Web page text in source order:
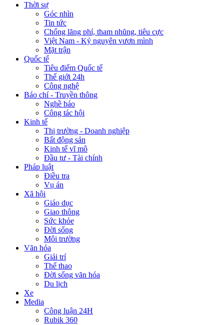
Thời sự
Góc nhìn
Tin tức
Chống lãng phí, tham nhũng, tiêu cực
Việt Nam - Kỷ nguyên vươn mình
Mặt trận
Quốc tế
Tiêu điểm Quốc tế
Thế giới 24h
Công nghệ
Báo chí - Truyền thông
Nghề báo
Công tác hội
Kinh tế
Thị trường - Doanh nghiệp
Bất động sản
Kinh tế vĩ mô
Đầu tư - Tài chính
Pháp luật
Điều tra
Vụ án
Xã hội
Giáo dục
Giao thông
Sức khỏe
Đời sống
Môi trường
Văn hóa
Giải trí
Thể thao
Đời sống văn hóa
Du lịch
Xe
Media
Công luận 24H
Rubik 360